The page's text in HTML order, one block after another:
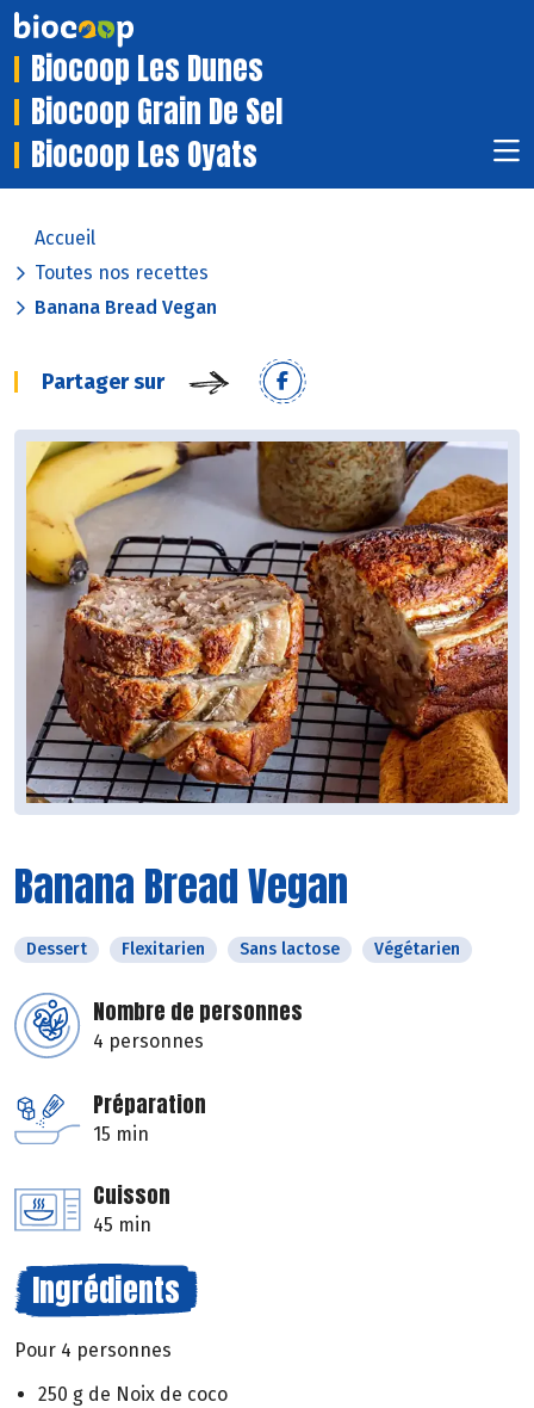
Biocoop Les Dunes
Biocoop Grain De Sel
Biocoop Les Oyats
Accueil
Toutes nos recettes
Banana Bread Vegan
Partager sur
Banana Bread Vegan
Dessert Flexitarien Sans lactose Végétarien
Nombre de personnes
4 personnes
Préparation
15 min
Cuisson
45 min
Ingrédients
Pour 4 personnes
250 g de Noix de coco